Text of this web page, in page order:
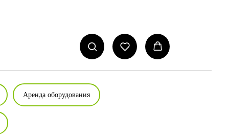
Аренда оборудования